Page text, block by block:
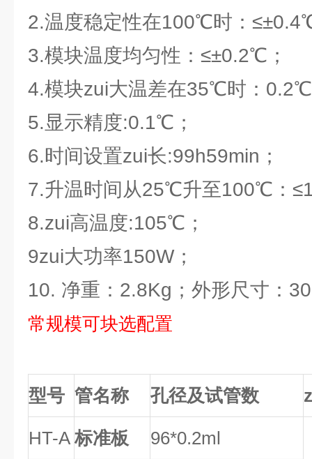
2.温度稳定性在100℃时：
3.模块温度均匀性：≤±0.2℃；
4.模块zui大温差在35℃时：
5.显示精度:0.1℃；
6.时间设置zui长:99h59min；
7.升温时间从25℃升至100℃：
8.zui高温度:105℃；
9zui大功率150W；
10. 净重：2.8Kg；外形尺寸：
常规模可块选配置
型号 管名称 孔径及试管数
HT-A 标准板 96*0.2ml